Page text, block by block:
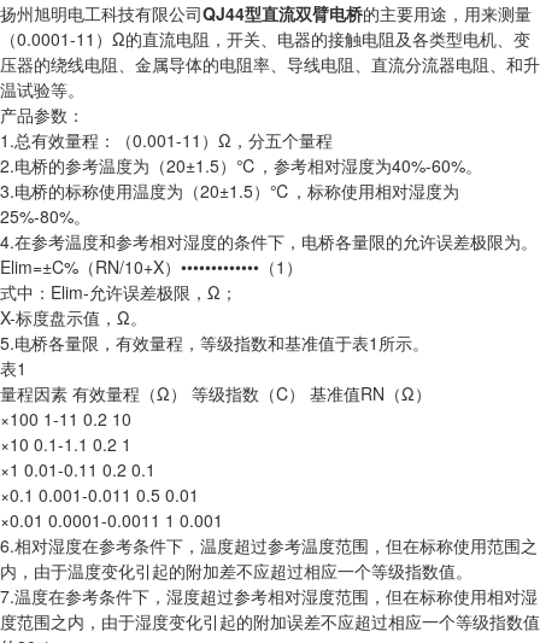
扬州旭明电工科技有限公司QJ44型直流双臂电桥的主要用途，用来测量
（0.0001-11）Ω的直流电阻，开关、电器的接触电阻及各类型电机、变
压器的绕线电阻、金属导体的电阻率、导线电阻、直流分流器电阻、和升
温试验等。
产品参数：
1.总有效量程：（0.001-11）Ω，分五个量程
2.电桥的参考温度为（20±1.5）℃，参考相对湿度为40%-60%。
3.电桥的标称使用温度为（20±1.5）℃，标称使用相对湿度为
25%-80%。
4.在参考温度和参考相对湿度的条件下，电桥各量限的允许误差极限为。
Elim=±C%（RN/10+X）•••••••••••••（1）
式中：Elim-允许误差极限，Ω；
X-标度盘示值，Ω。
5.电桥各量限，有效量程，等级指数和基准值于表1所示。
表1
量程因素 有效量程（Ω） 等级指数（C） 基准值RN（Ω）
×100 1-11 0.2 10
×10 0.1-1.1 0.2 1
×1 0.01-0.11 0.2 0.1
×0.1 0.001-0.011 0.5 0.01
×0.01 0.0001-0.0011 1 0.001
6.相对湿度在参考条件下，温度超过参考温度范围，但在标称使用范围之
内，由于温度变化引起的附加差不应超过相应一个等级指数值。
7.温度在参考条件下，湿度超过参考相对湿度范围，但在标称使用相对湿
度范围之内，由于湿度变化引起的附加误差不应超过相应一个等级指数值